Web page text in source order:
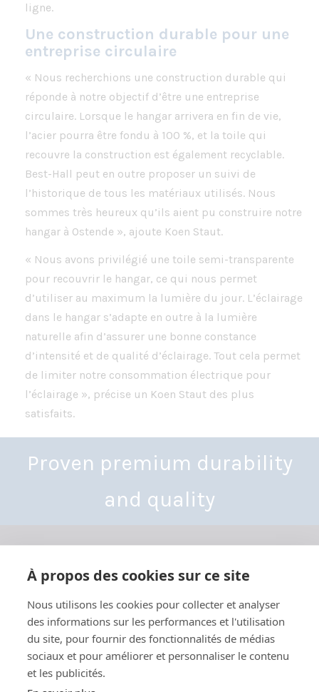
ligne.
Une construction durable pour une
entreprise circulaire
« Nous recherchions une construction durable qui
réponde à notre objectif d’être une entreprise
circulaire. Lorsque le hangar arrivera en fin de vie,
l’acier pourra être fondu à 100 %, et la toile qui
recouvre la construction est également recyclable.
Best-Hall peut en outre proposer un suivi de
l’historique de tous les matériaux utilisés. Nous
sommes très heureux qu’ils aient pu construire notre
hangar à Ostende », ajoute Koen Staut.
« Nous avons privilégié une toile semi-transparente
pour recouvrir le hangar, ce qui nous permet
d’utiliser au maximum la lumière du jour. L’éclairage
dans le hangar s’adapte en outre à la lumière
naturelle afin d’assurer une bonne constance
d’intensité et de qualité d’éclairage. Tout cela permet
de limiter notre consommation électrique pour
l’éclairage », précise un Koen Staut des plus
satisfaits.
Proven premium durability
and quality
Yhdystie 3-7,
68300 Kälviä, Finland
info@besthall.com
À propos des cookies sur ce site
Nous utilisons les cookies pour collecter et analyser
des informations sur les performances et l'utilisation
du site, pour fournir des fonctionnalités de médias
sociaux et pour améliorer et personnaliser le contenu
et les publicités.